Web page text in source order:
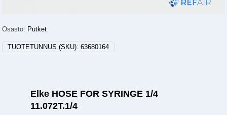
Osasto: Putket
TUOTETUNNUS (SKU):63680164
Elke HOSE FOR SYRINGE 1/4
11.072T.1/4